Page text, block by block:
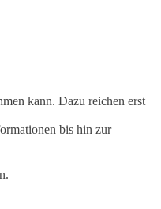
kann. Dazu reichen erst
bis hin zur